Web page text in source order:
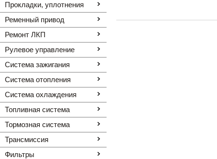
Прокладки, уплотнения
Ременный привод
Ремонт ЛКП
Рулевое управление
Система зажигания
Система отопления
Система охлаждения
Топливная система
Тормозная система
Трансмиссия
Фильтры